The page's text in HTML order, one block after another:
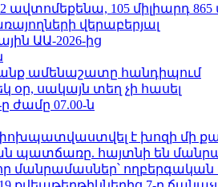
105 միլիարդ 865
վերաբերյալ
ԱԱ-2026-ից
ամենաշատը հանդիպում
օր, սակայն տեղ չի հասել
ը ժամը 07.00-ն
է խոզի մի
պատճառը. հայտնի են
մանրամասներ՝